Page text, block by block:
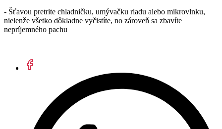
- Šťavou pretrite chladničku, umývačku riadu alebo mikrovlnku,
nielenže všetko dôkladne vyčistíte, no zároveň sa zbavíte
nepríjemného pachu